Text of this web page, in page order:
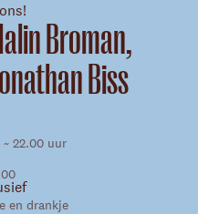
Broman,
Biss
~ 22.00 uur
en drankje